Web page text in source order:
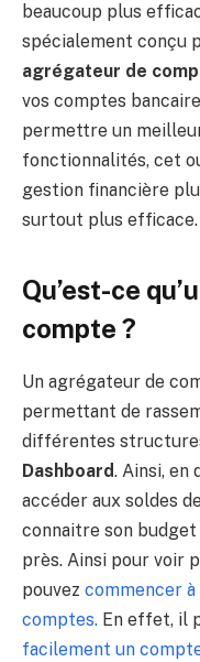
beaucoup plus
spécialement conçu
agrégateur de
vos comptes
permettre un
fonctionnalités, cet
gestion financière
surtout plus efficace.
Qu’est-ce
compte ?
Un agrégateur de
permettant de
différentes
Dashboard. Ainsi, en
accéder aux soldes
connaitre son
près. Ainsi pour voir
pouvez commencer
comptes. En effet, il
facilement un